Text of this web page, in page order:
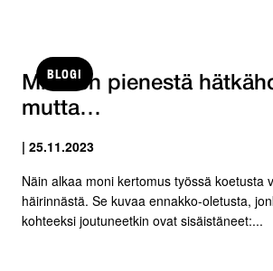
BLOGI
Minä en pienestä
mutta…
| 25.11.2023
Näin alkaa moni kertomus työssä koetusta
häirinnästä. Se kuvaa ennakko-oletusta,
kohteeksi joutuneetkin ovat sisäistäneet:...